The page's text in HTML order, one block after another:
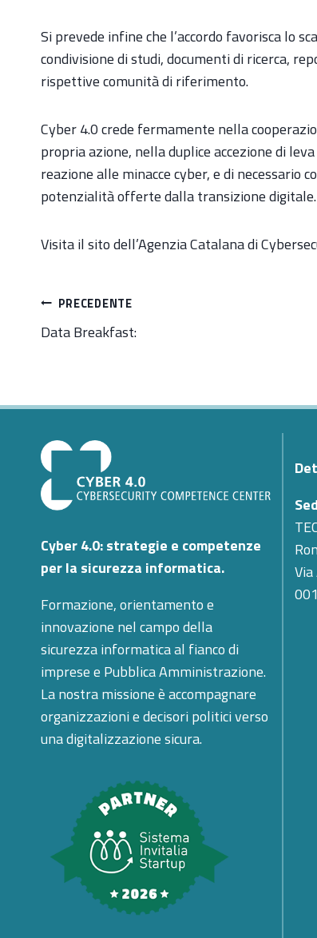
Si prevede infine che l’accordo favorisca lo
condivisione di studi, documenti di ricerca,
rispettive comunità di riferimento.
Cyber 4.0 crede fermamente nella
propria azione, nella duplice accezione di
reazione alle minacce cyber, e di
potenzialità offerte dalla transizione digitale.
Visita il sito dell’Agenzia Catalana di
Navigazione
articoli
PRECEDENTE
Data Breakfast:
Cyber 4.0: strategie e competenze
per la sicurezza informatica.
Formazione, orientamento e
innovazione nel campo della
sicurezza informatica al fianco di
imprese e Pubblica Amministrazione.
La nostra missione è accompagnare
organizzazioni e decisori politici verso
una digitalizzazione sicura.